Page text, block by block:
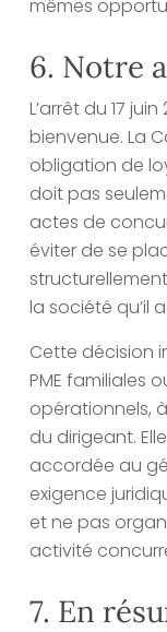
mêmes
6. Notre
L’arrêt du 17
bienvenue. La
obligation de
doit pas
actes de
éviter de se
la société qu’il
Cette décision
PME familiales
opérationnels,
du dirigeant.
accordée au
exigence
et ne pas
activité
7. En